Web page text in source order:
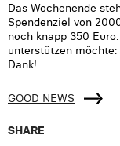
Das Wochenende
Spendenziel von
noch knapp 350
unterstützen
Dank!
GOOD NEWS
SHARE